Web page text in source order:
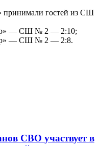
гостей из СШ
— СШ № 2 — 2:10;
— СШ № 2 — 2:8.
СВО участвует в